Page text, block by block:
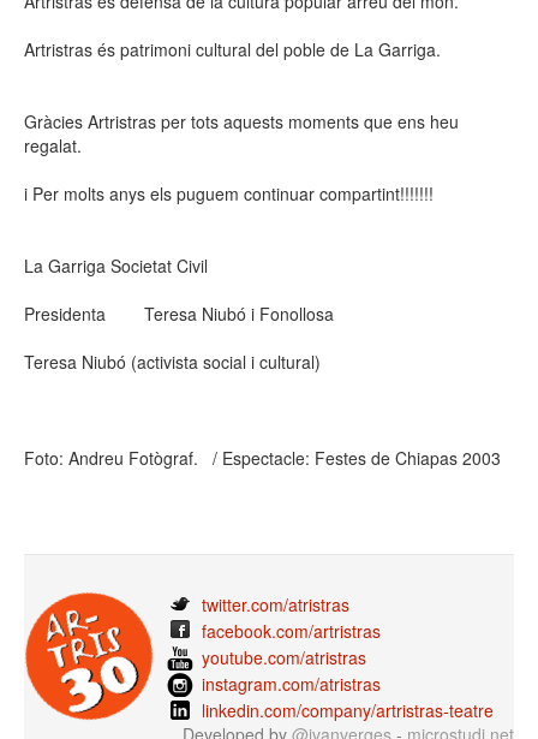
Artristras és patrimoni cultural del poble de La Garriga.
Gràcies Artristras per tots aquests moments que ens heu
regalat.
i Per molts anys els puguem continuar compartint!!!!!!!
La Garriga Societat Civil
Presidenta Teresa Niubó i Fonollosa
Teresa Niubó (activista social i cultural)
Foto: Andreu Fotògraf. / Espectacle: Festes de Chiapas 2003
twitter.com/atristras
facebook.com/artristras
youtube.com/atristras
instagram.com/atristras
linkedin.com/company/artristras-teatre
Developed by @ivanverges - microstudi.net